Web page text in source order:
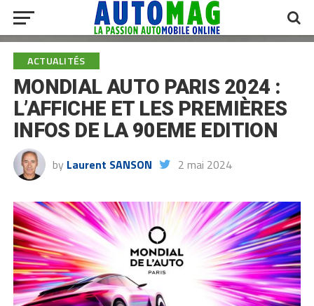
ACTUALITÉS
MONDIAL AUTO PARIS 2024 :
L’AFFICHE ET LES PREMIÈRES
INFOS DE LA 90EME EDITION
by Laurent SANSON 2 mai 2024